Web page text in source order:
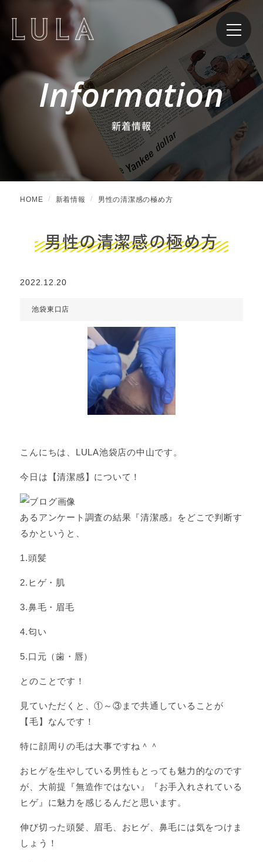
Information
新着情報
HOME 新着情報 男性の清潔感の極め方
男性の清潔感の極め方
2022.12.20
池袋東口店
こんにちは、LULA池袋店の中山です。
今日は【清潔感】について！
あるアンケート調査の結果『清潔感』をどこで判断す
るかというと、
1.頭髪
2.ヒゲ・肌
3.鼻毛・眉毛
4.匂い
5.口元（歯・唇）
とのことです！
見ていただくと、①～③まで共通していることが
【毛】なんです！
特に顔周りの毛は大事ですね＾＾
おヒゲを生やしている男性もとっても魅力的なのです
が、大前提『無造作ではない』『お手入れされている
ヒゲ』に魅力を感じるんだと思います。
伸び切った頭髪、眉毛、おヒゲ、鼻毛には気をつけま
しょう！